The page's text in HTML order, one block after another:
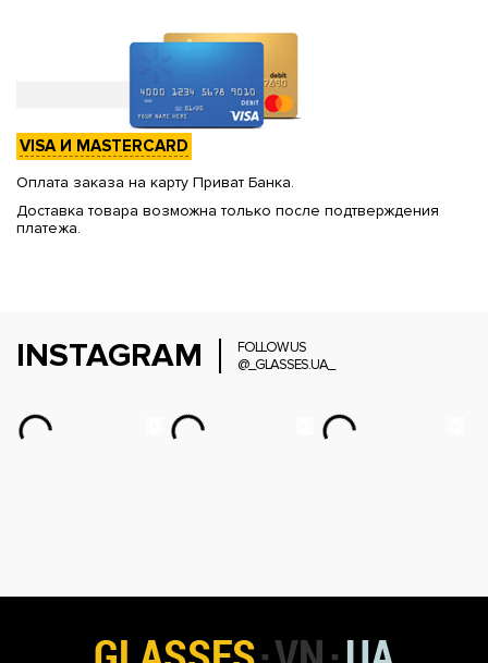
VISA И MASTERCARD
Оплата заказа на карту Приват Банка.
Доставка товара возможна только после подтверждения
платежа.
INSTAGRAM
FOLLOW US
@_GLASSES.UA_